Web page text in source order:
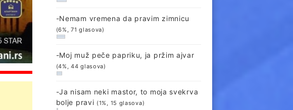
-Nemam vremena da pravim zimnicu
(6%, 71 glasova)
-Moj muž peče papriku, ja pržim ajvar
(4%, 44 glasova)
-Ja nisam neki mastor, to moja svekrva
bolje pravi (1%, 15 glasova)